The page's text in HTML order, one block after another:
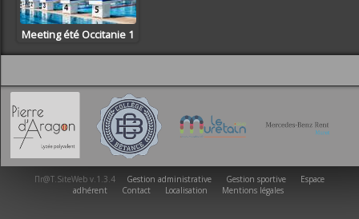
Meeting été Occitanie 1
Πr@T.SiteWeb v.1.3.4 Gestion administrative Gestion sportive
Espace
adhérent
Contact Localisation Mentions légales